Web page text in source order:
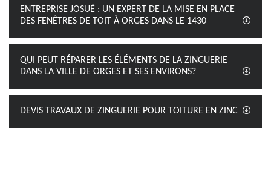
ENTREPRISE JOSUÉ : UN EXPERT DE LA MISE EN PLACE
DES FENÊTRES DE TOIT À ORGES DANS LE 1430
QUI PEUT RÉPARER LES ÉLÉMENTS DE LA ZINGUERIE
DANS LA VILLE DE ORGES ET SES ENVIRONS?
DEVIS TRAVAUX DE ZINGUERIE POUR TOITURE EN ZINC